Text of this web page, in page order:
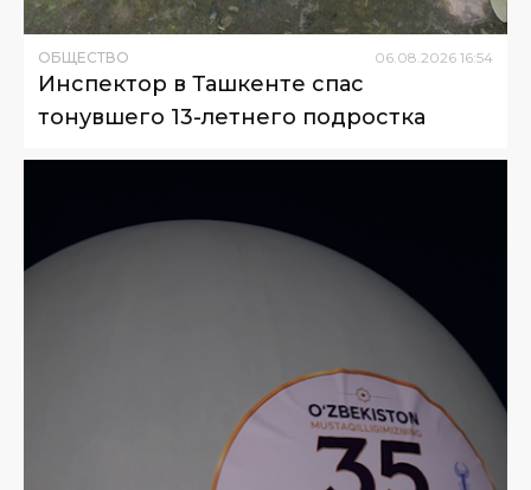
ОБЩЕСТВО 06.08.2026 16:54
Инспектор в Ташкенте спас
тонувшего 13-летнего подростка